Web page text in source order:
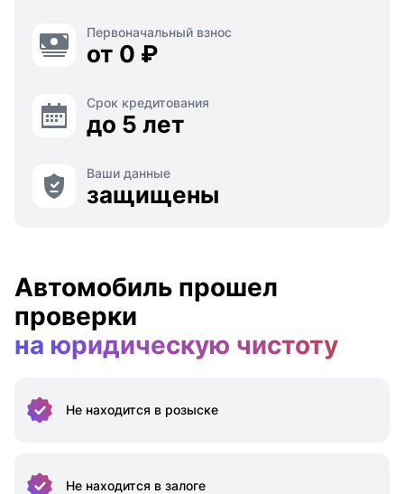
Первоначальный взнос
от 0 ₽
Срок кредитования
до 5 лет
Ваши данные
защищены
Автомобиль прошел
проверки
на юридическую чистоту
Не находится в розыске
Не находится в залоге